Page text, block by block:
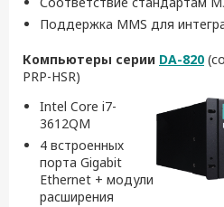
Поддержка MMS для
Компьютеры серии DA-820
PRP-HSR)
Intel Core i7-
3612QM
4 встроенных
порта Gigabit
Ethernet + модули
расширения